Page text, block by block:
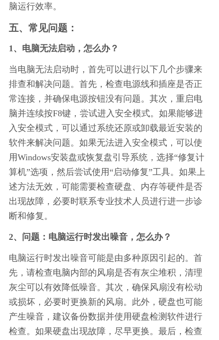
脑运行效率。
五、常见问题：
1、电脑无法启动，怎么办？
当电脑无法启动时，首先可以进行以下几个步骤来
排查和解决问题。首先，检查电源线和插座是否正
常连接，并确保电源按钮没有问题。其次，重启电
脑并连续按F8键，尝试进入安全模式。如果能够进
入安全模式，可以通过系统还原或卸载最近安装的
软件来解决问题。如果无法进入安全模式，可以使
用Windows安装盘或恢复盘引导系统，选择“修复计
算机”选项，然后尝试使用“启动修复”工具。如果上
述方法无效，可能需要检查硬盘、内存等硬件是否
出现故障，必要时联系专业技术人员进行进一步诊
断和修复。
2、问题：电脑运行时发出噪音，怎么办？
电脑运行时发出噪音可能是由多种原因引起的。首
先，请检查电脑内部的风扇是否有灰尘堆积，清理
灰尘可以有效降低噪音。其次，确保风扇没有松动
或损坏，必要时更换新的风扇。此外，硬盘也可能
产生噪音，建议备份数据并使用硬盘检测软件进行
检查。如果硬盘出现故障，尽早更换。最后，检查